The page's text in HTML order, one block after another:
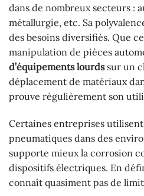
dans de nombreux secteurs :
métallurgie, etc. Sa
des besoins diversifiés. Que
manipulation de pièces
d’équipements lourdssur un
déplacement de matériaux
prouve régulièrement son
Certaines entreprises utilisent
pneumatiques dans des
supporte mieux la corrosion
dispositifs électriques. En
connaît quasiment pas de